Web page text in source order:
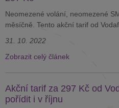
Neomezené volání, neomezené
měsíčně. Tento akční tarif od
31. 10. 2022
Zobrazit celý článek
Akční tarif za 297 Kč od
pořídit i v říjnu